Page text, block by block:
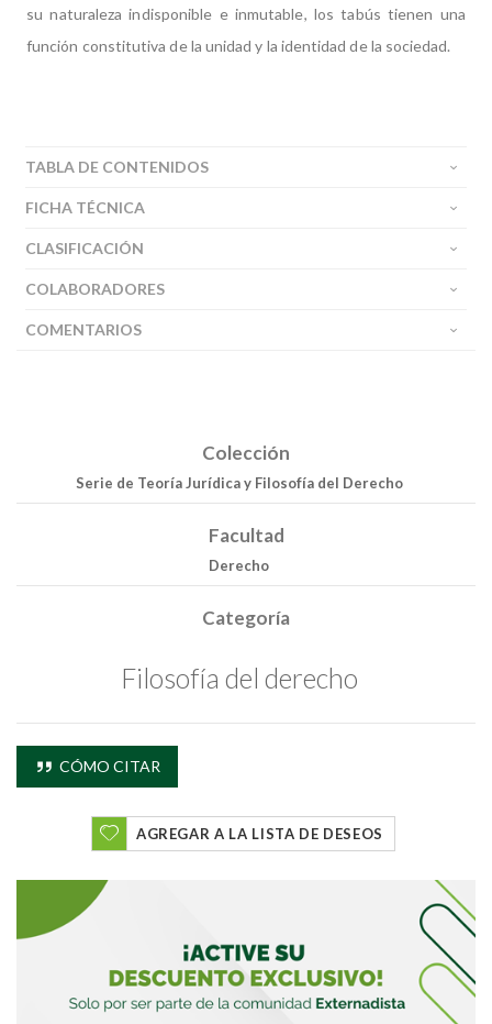
Buscar
Buscar
su naturaleza indisponible e inmutable, los tabús tienen una
función constitutiva de la unidad y la identidad de la sociedad.
TABLA DE CONTENIDOS
FICHA TÉCNICA
CLASIFICACIÓN
COLABORADORES
COMENTARIOS
Colección
Serie de Teoría Jurídica y Filosofía del Derecho
Facultad
Derecho
Categoría
Filosofía del derecho
CÓMO CITAR
AGREGAR A LA LISTA DE DESEOS